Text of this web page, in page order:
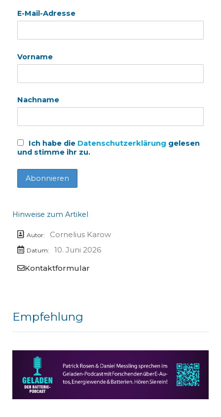
E-Mail-Adresse
Vorname
Nachname
Ich habe die Datenschutzerklärung gelesen
und stimme ihr zu.
Hinweise zum Artikel
Autor: Cornelius Karow
Datum:
10. Juni 2026
Kontaktformular
Empfehlung